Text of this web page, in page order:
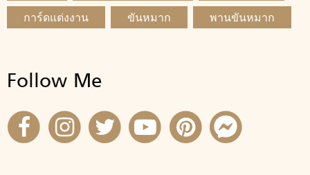
การ์ดแต่งงาน
ขันหมาก พานขันหมาก
Follow Me